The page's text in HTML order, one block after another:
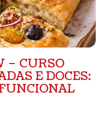
– CURSO
E DOCES: